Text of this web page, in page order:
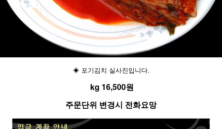
◈ 포기김치 실사진입니다.
kg 16,500원
주문단위 변경시 전화요망